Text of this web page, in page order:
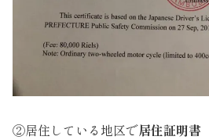
②居住している地区で居住証明書